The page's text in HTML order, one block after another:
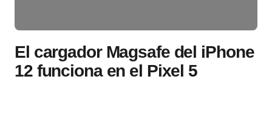
El cargador Magsafe del iPhone
12 funciona en el Pixel 5